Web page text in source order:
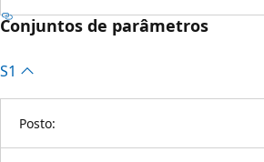
Conjuntos de parâmetros
S1
Posto: